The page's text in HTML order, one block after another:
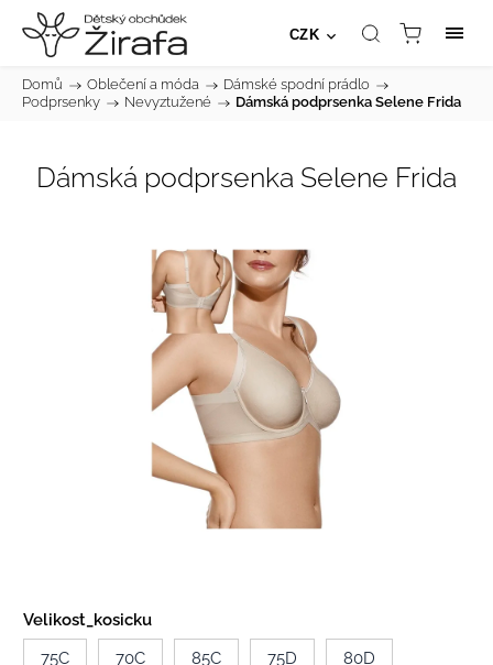
CZK
Domů / Oblečení a móda / Dámské spodní prádlo /
Podprsenky / Nevyztužené / Dámská podprsenka Selene Frida
Dámská podprsenka Selene Frida
Velikost_kosicku
75C
70C 85C 75D 80D